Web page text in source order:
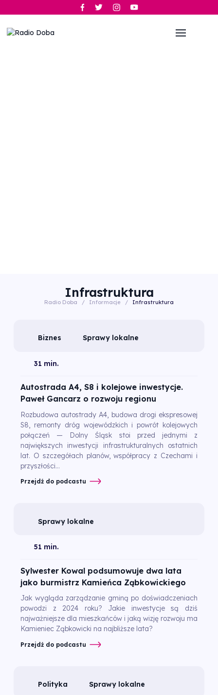
Infrastruktura
Radio Doba / Informacje / Infrastruktura
Biznes Sprawy lokalne
31 min.
Autostrada A4, S8 i kolejowe inwestycje.
Paweł Gancarz o rozwoju regionu
Rozbudowa autostrady A4, budowa drogi ekspresowej
S8, remonty dróg wojewódzkich i powrót kolejowych
połączeń — Dolny Śląsk stoi przed jednymi z
największych inwestycji infrastrukturalnych ostatnich
lat. O szczegółach planów, współpracy z Czechami i
przyszłości...
Przejdź do podcastu
Sprawy lokalne
51 min.
Sylwester Kowal podsumowuje dwa lata
jako burmistrz Kamieńca Ząbkowickiego
Jak wygląda zarządzanie gminą po doświadczeniach
powodzi z 2024 roku? Jakie inwestycje są dziś
najważniejsze dla mieszkańców i jaką wizję rozwoju ma
Kamieniec Ząbkowicki na najbliższe lata?
Przejdź do podcastu
Polityka Sprawy lokalne